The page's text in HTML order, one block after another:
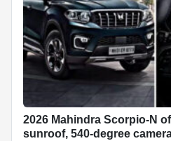
o
k
p
2026 Mahindra Scorpio-N
sunroof, 540-degree